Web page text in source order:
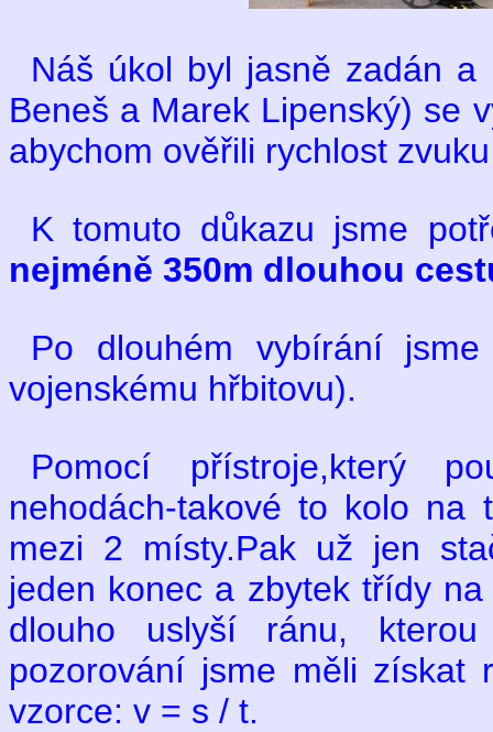
Náš úkol byl jasně zadán a
Beneš a Marek Lipenský) se
abychom ověřili rychlost
K tomuto důkazu jsme
nejméně 350m dlouhou
Po dlouhém vybírání
vojenskému hřbitovu).
Pomocí přístroje,který
nehodách-takové to kolo na
mezi 2 místy.Pak už jen
jeden konec a zbytek třídy
dlouho uslyší ránu,
pozorování jsme měli získat
vzorce: v = s / t.